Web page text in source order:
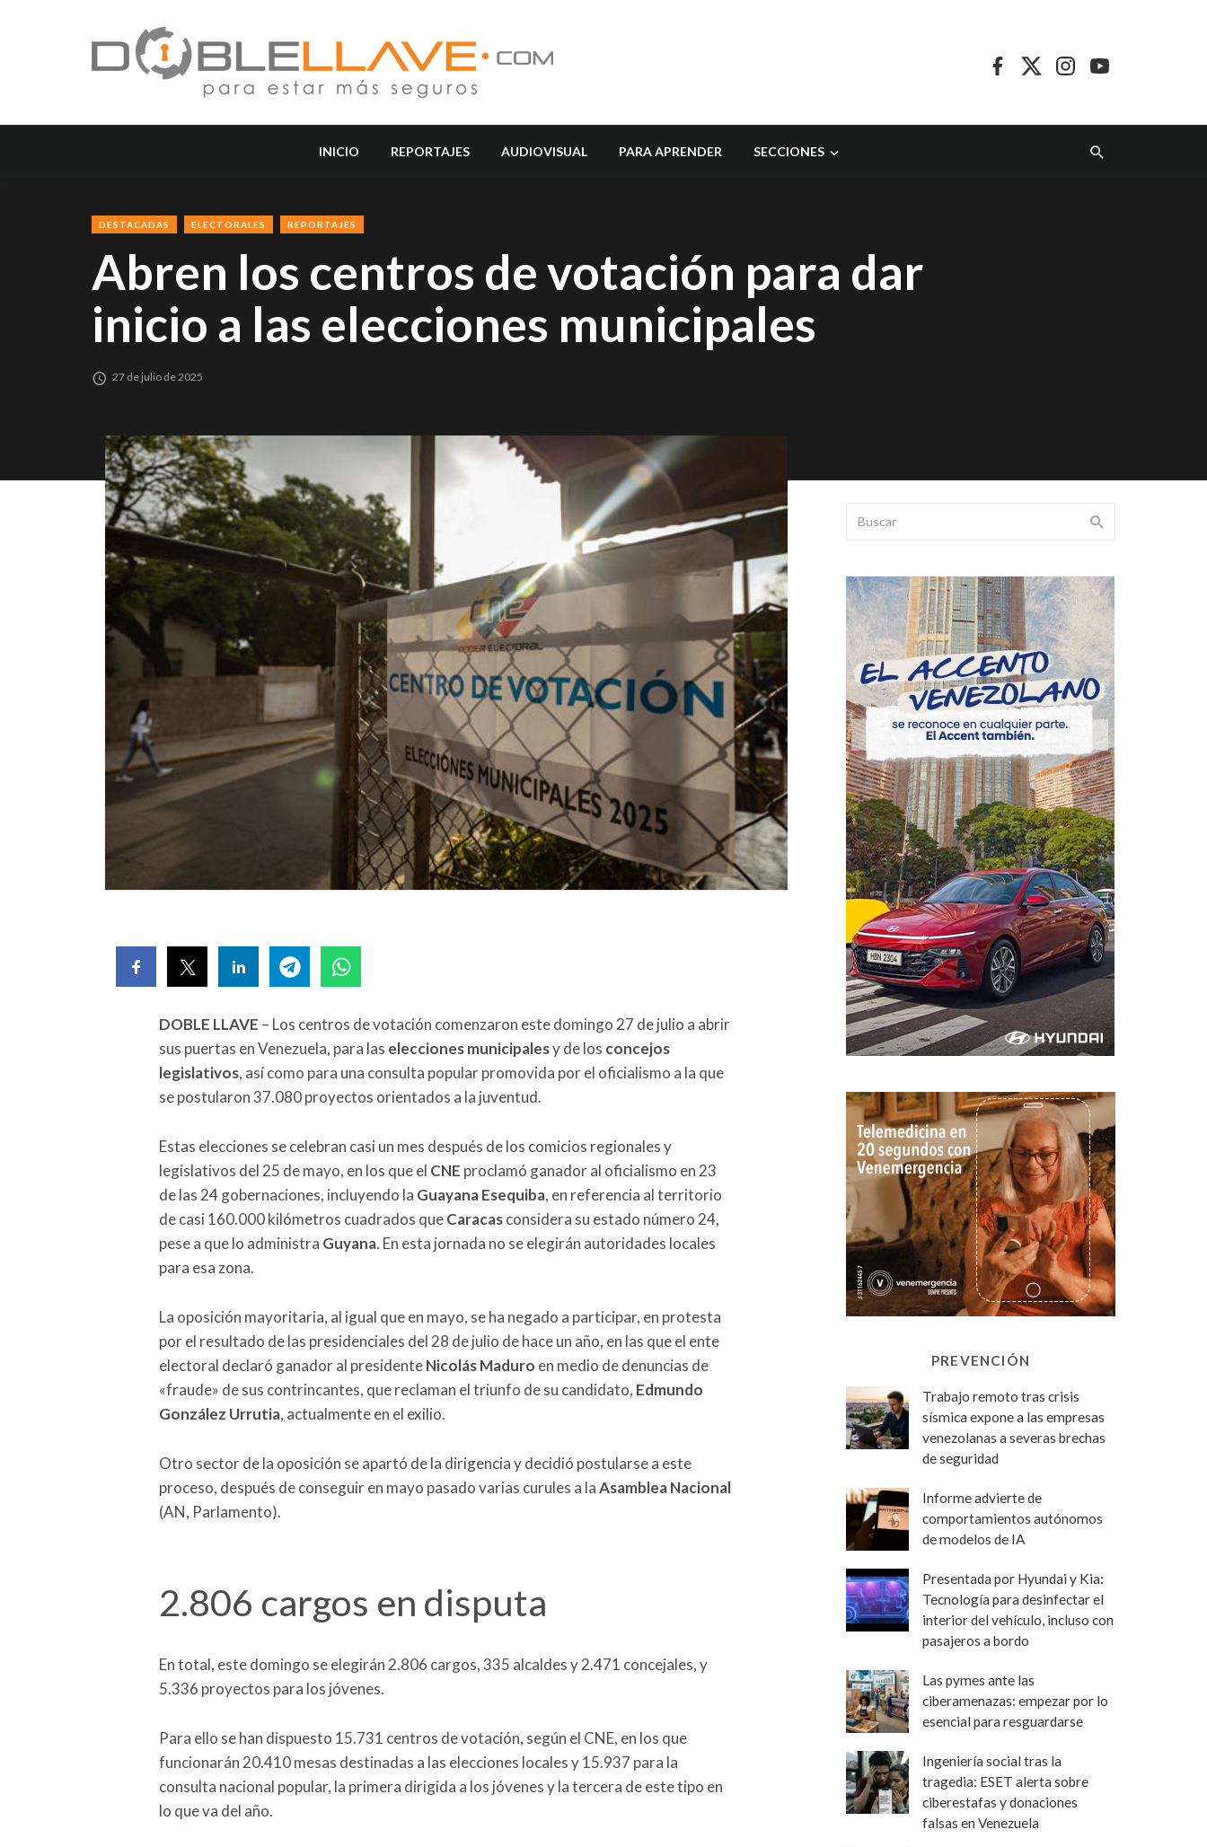
INICIO REPORTAJES AUDIOVISUAL PARA APRENDER SECCIONES
DESTACADAS ELECTORALES REPORTAJES
Abren los centros de votación para dar
inicio a las elecciones municipales
27 de julio de 2025
DOBLE LLAVE – Los centros de votación comenzaron este domingo 27 de julio a abrir
sus puertas en Venezuela, para las elecciones municipalesy de los concejos
legislativos, así como para una consulta popular promovida por el oficialismo a la que
se postularon 37.080 proyectos orientados a la juventud.
Estas elecciones se celebran casi un mes después de los comicios regionales y
legislativos del 25 de mayo, en los que el CNE proclamó ganador al oficialismo en 23
de las 24 gobernaciones, incluyendo la Guayana Esequiba, en referencia al territorio
de casi 160.000 kilómetros cuadrados queCaracasconsidera su estado número 24,
pese a que lo administra Guyana. En esta jornada no se elegirán autoridades locales
para esa zona.
La oposición mayoritaria, al igual que en mayo, se ha negado a participar, en protesta
por el resultado de las presidenciales del 28 de julio de hace un año, en las que el ente
electoral declaró ganador al presidenteNicolás Maduro en medio de denuncias de
«fraude» de sus contrincantes, que reclaman el triunfo de su candidato, Edmundo
González Urrutia, actualmente en el exilio.
Otro sector de la oposición se apartó de la dirigencia y decidió postularse a este
proceso, después de conseguir en mayo pasado varias curules a laAsamblea Nacional
(AN, Parlamento).
2.806 cargos en disputa
En total, este domingo se elegirán 2.806 cargos, 335 alcaldes y 2.471 concejales, y
5.336 proyectos para los jóvenes.
Para ello se han dispuesto 15.731 centros de votación, según el CNE, en los que
funcionarán 20.410 mesas destinadas a las elecciones locales y 15.937 para la
consulta nacional popular, la primera dirigida a los jóvenes y la tercera de este tipo en
lo que va del año.
PREVENCIÓN
Trabajo remoto tras crisis
sísmica expone a las empresas
venezolanas a severas brechas
de seguridad
Informe advierte de
comportamientos autónomos
de modelos de IA
Presentada por Hyundai y Kia:
Tecnología para desinfectar el
interior del vehículo, incluso con
pasajeros a bordo
Las pymes ante las
ciberamenazas: empezar por lo
esencial para resguardarse
Ingeniería social tras la
tragedia: ESET alerta sobre
ciberestafas y donaciones
falsas en Venezuela